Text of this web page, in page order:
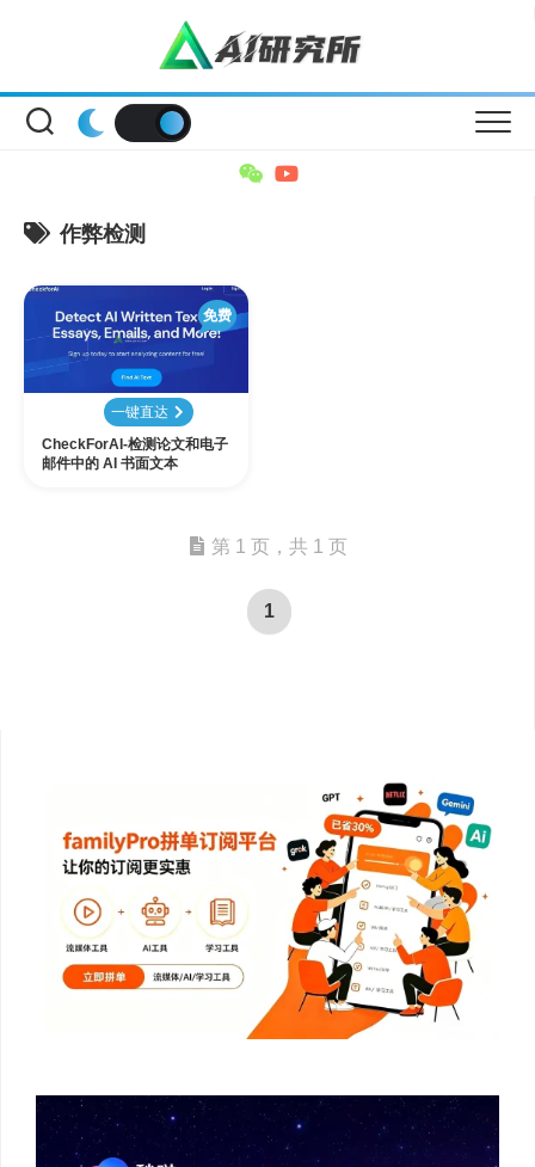
作弊检测
免费
一键直达
CheckForAI-检测论文和电子
邮件中的 AI 书面文本
第 1 页，共 1 页
1